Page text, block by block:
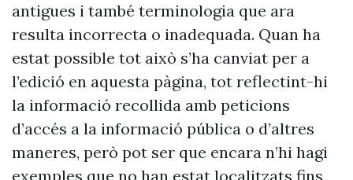
antigues i també terminologia que ara
resulta incorrecta o inadequada. Quan ha
estat possible tot això s’ha canviat per a
l’edició en aquesta pàgina, tot reflectint-hi
la informació recollida amb peticions
d’accés a la informació pública o d’altres
maneres, però pot ser que encara n’hi hagi
exemples que no han estat localitzats fins